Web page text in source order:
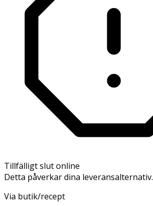
Tillfälligt slut online
Detta påverkar dina leveransalternativ.
Via butik/recept